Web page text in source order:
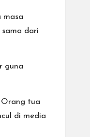
masa
dari
guna
Orang tua
di media